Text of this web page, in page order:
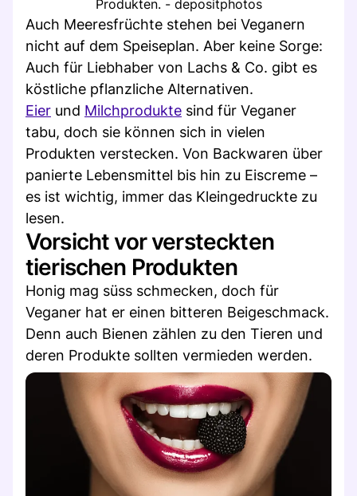
Produkten. - depositphotos
Auch Meeresfrüchte stehen bei Veganern
nicht auf dem Speiseplan. Aber keine Sorge:
Auch für Liebhaber von Lachs & Co. gibt es
köstliche pflanzliche Alternativen.
Eier und Milchprodukte sind für Veganer
tabu, doch sie können sich in vielen
Produkten verstecken. Von Backwaren über
panierte Lebensmittel bis hin zu Eiscreme –
es ist wichtig, immer das Kleingedruckte zu
lesen.
Vorsicht vor versteckten
tierischen Produkten
Honig mag süss schmecken, doch für
Veganer hat er einen bitteren Beigeschmack.
Denn auch Bienen zählen zu den Tieren und
deren Produkte sollten vermieden werden.